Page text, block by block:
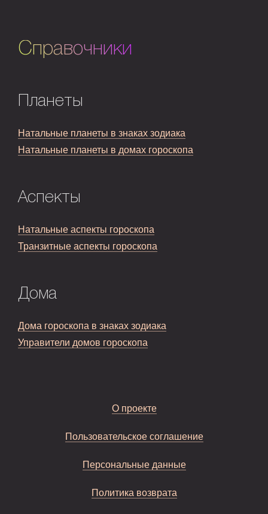
Справочники
Планеты
Натальные планеты в знаках зодиака
Натальные планеты в домах гороскопа
Аспекты
Натальные аспекты гороскопа
Транзитные аспекты гороскопа
Дома
Дома гороскопа в знаках зодиака
Управители домов гороскопа
О проекте
Пользовательское соглашение
Персональные данные
Политика возврата